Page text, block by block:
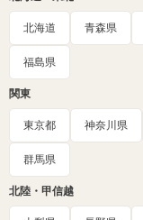
北海道 青森県
福島県
関東
東京都 神奈川県
群馬県
北陸・甲信越